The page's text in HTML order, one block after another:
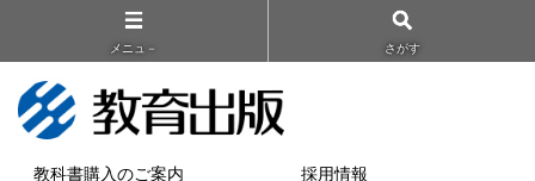
メニュ－ さがす
教科書購入のご案内 採用情報